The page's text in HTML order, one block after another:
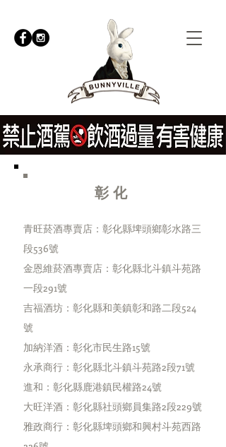
彰化
​青旺菸酒專賣店：彰化縣埤頭鄉彰水路三
段536號
​金恩維菸酒專賣店：彰化縣北斗鎮斗苑路
一段291號
​吉福酒坊：彰化縣和美鎮彰和路二段524
號
加納洋酒：彰化市民生路15號
​永承商行：彰化縣北斗鎮斗苑路2段71號
進和：彰化縣鹿港鎮民權路24號
​大旺洋酒：彰化縣社頭鄉員集路2段229號
雅政商行：彰化縣埤頭鄉和興村斗苑西路